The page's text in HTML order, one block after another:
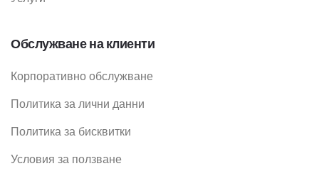
Обслужване на клиенти
Корпоративно обслужване
Политика за лични данни
Политика за бисквитки
Условия за ползване